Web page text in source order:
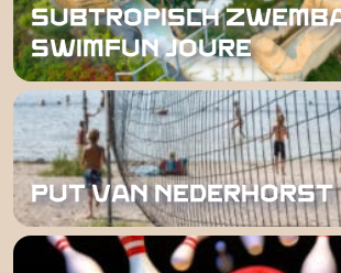
SUBTROPISCH
SWIMFUN JOURE
PUT VAN NEDERHORST